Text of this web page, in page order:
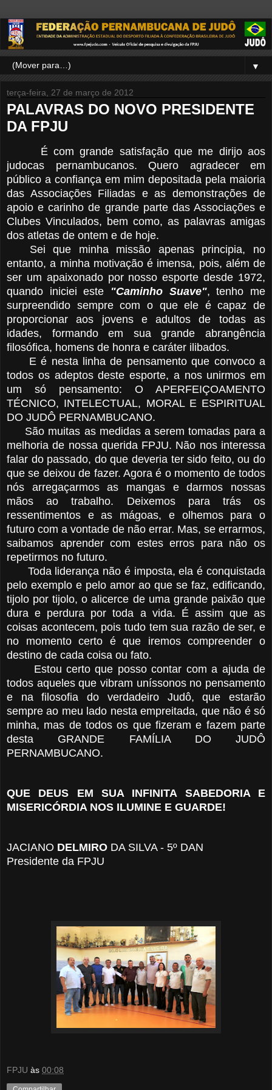
▼
terça-feira, 27 de março de 2012
PALAVRAS DO NOVO PRESIDENTE
DA FPJU
É com grande satisfação que me dirijo aos
judocas pernambucanos. Quero agradecer em
público a confiança em mim depositada pela maioria
das Associações Filiadas e as demonstrações de
apoio e carinho de grande parte das Associações e
Clubes Vinculados, bem como, as palavras amigas
dos atletas de ontem e de hoje.
Sei que minha missão apenas principia, no
entanto, a minha motivação é imensa, pois, além de
ser um apaixonado por nosso esporte desde 1972,
quando iniciei este "Caminho Suave", tenho me
surpreendido sempre com o que ele é capaz de
proporcionar aos jovens e adultos de todas as
idades, formando em sua grande abrangência
filosófica, homens de honra e caráter ilibados.
E é nesta linha de pensamento que convoco a
todos os adeptos deste esporte, a nos unirmos em
um só pensamento: O APERFEIÇOAMENTO
TÉCNICO, INTELECTUAL, MORAL E ESPIRITUAL
DO JUDÔ PERNAMBUCANO.
São muitas as medidas a serem tomadas para a
melhoria de nossa querida FPJU. Não nos interessa
falar do passado, do que deveria ter sido feito, ou do
que se deixou de fazer. Agora é o momento de todos
nós arregaçarmos as mangas e darmos nossas
mãos ao trabalho. Deixemos para trás os
ressentimentos e as mágoas, e olhemos para o
futuro com a vontade de não errar. Mas, se errarmos,
saibamos aprender com estes erros para não os
repetirmos no futuro.
Toda liderança não é imposta, ela é conquistada
pelo exemplo e pelo amor ao que se faz, edificando,
tijolo por tijolo, o alicerce de uma grande paixão que
dura e perdura por toda a vida. É assim que as
coisas acontecem, pois tudo tem sua razão de ser, e
no momento certo é que iremos compreender o
destino de cada coisa ou fato.
Estou certo que posso contar com a ajuda de
todos aqueles que vibram uníssonos no pensamento
e na filosofia do verdadeiro Judô, que estarão
sempre ao meu lado nesta empreitada, que não é só
minha, mas de todos os que fizeram e fazem parte
desta GRANDE FAMÍLIA DO JUDÔ
PERNAMBUCANO.
QUE DEUS EM SUA INFINITA SABEDORIA E
MISERICÓRDIA NOS ILUMINE E GUARDE!
JACIANO DELMIRO DA SILVA - 5º DAN
Presidente da FPJU
FPJU às 00:08